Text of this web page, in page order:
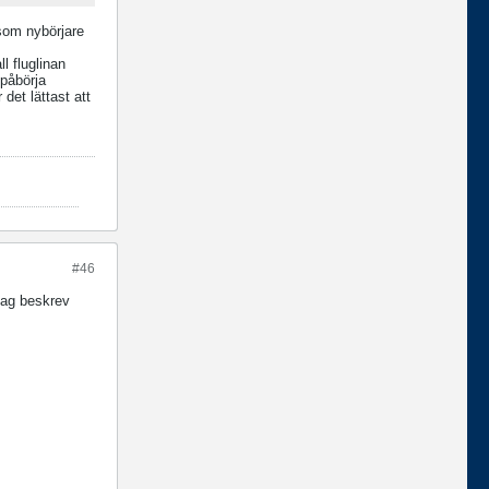
nybörjare
fluglinan
det lättast att
#46
beskrev